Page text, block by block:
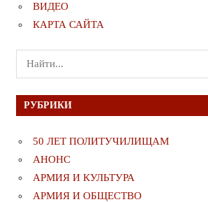
ВИДЕО
КАРТА САЙТА
Поиск
для:
РУБРИКИ
50 ЛЕТ ПОЛИТУЧИЛИЩАМ
АНОНС
АРМИЯ И КУЛЬТУРА
АРМИЯ И ОБЩЕСТВО